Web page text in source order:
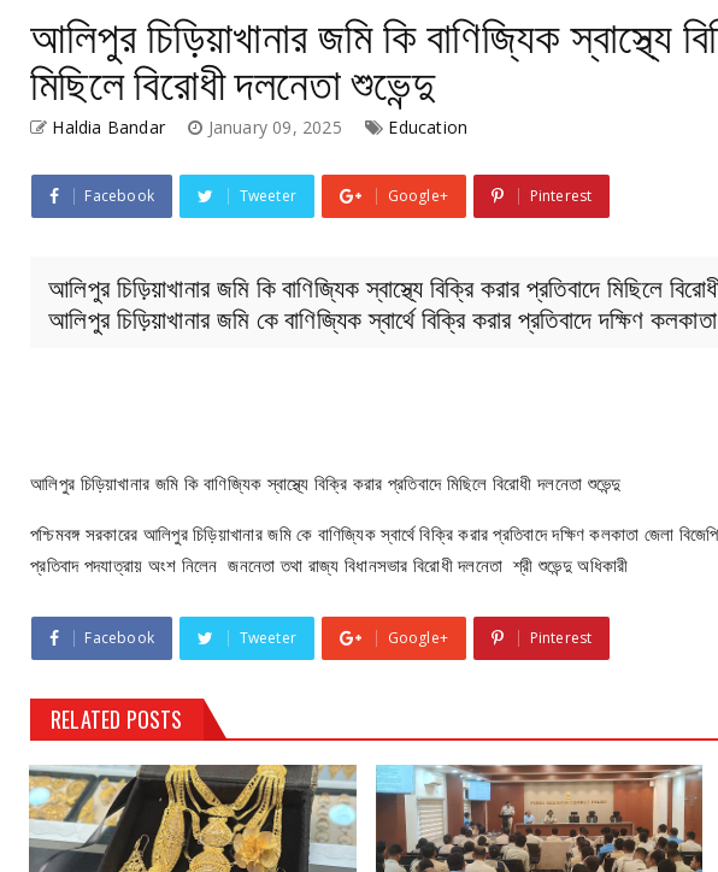
আলিপুর চিড়িয়াখানার জমি কি বাণিজ্যিক স্বাস্থ্যে
মিছিলে বিরোধী দলনেতা শুভেন্দু
Haldia Bandar January 09, 2025 Education
Facebook Tweeter Google+ Pinterest
আলিপুর চিড়িয়াখানার জমি কি বাণিজ্যিক স্বাস্থ্যে বিক্রি করার প্রতিবাদে মিছিলে
আলিপুর চিড়িয়াখানার জমি কে বাণিজ্যিক স্বার্থে বিক্রি করার প্রতিবাদে দক্ষিণ
আলিপুর চিড়িয়াখানার জমি কি বাণিজ্যিক স্বাস্থ্যে বিক্রি করার প্রতিবাদে মিছিলে বিরোধী দলনেতা শুভেন্দু
পশ্চিমবঙ্গ সরকারের আলিপুর চিড়িয়াখানার জমি কে বাণিজ্যিক স্বার্থে বিক্রি করার প্রতিবাদে দক্ষিণ কলকাতা জেলা
প্রতিবাদ পদযাত্রায় অংশ নিলেন জননেতা তথা রাজ্য বিধানসভার বিরোধী দলনেতা শ্রী শুভেন্দু অধিকারী
Facebook Tweeter Google+ Pinterest
RELATED POSTS